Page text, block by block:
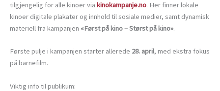
tilgjengelig for alle kinoer via kinokampanje.no. Her finner lokale
kinoer digitale plakater og innhold til sosiale medier, samt dynamisk
materiell fra kampanjen «Først på kino – Størst på kino».
Første pulje i kampanjen starter allerede 28. april, med ekstra fokus
på barnefilm.
Viktig info til publikum: